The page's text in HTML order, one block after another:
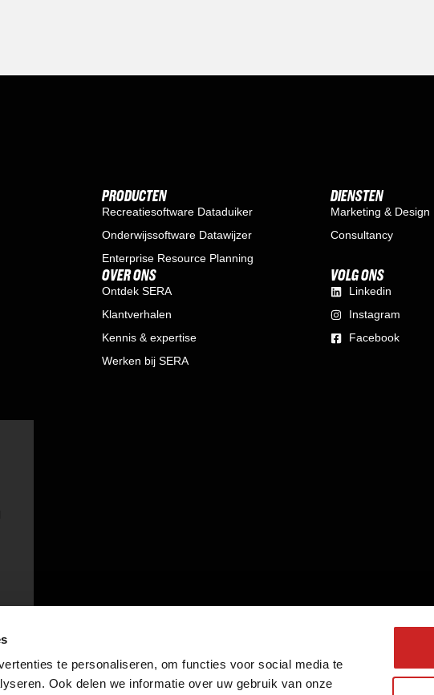
te personaliseren, om functies voor social media te
Ook delen we informatie over uw gebruik van onze
PRODUCTEN
Recreatiesoftware Dataduiker
Onderwijssoftware Datawijzer
Enterprise Resource Planning
DIENSTEN
Marketing & Design
Consultancy
OVER ONS
Ontdek SERA
Klantverhalen
Kennis & expertise
Werken bij SERA
VOLG ONS
Linkedin
Instagram
Facebook